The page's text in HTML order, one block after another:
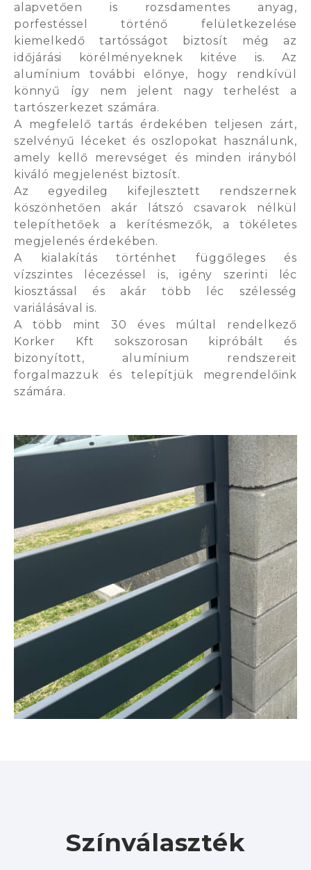
alapvetően is rozsdamentes anyag,
porfestéssel történő felületkezelése
kiemelkedő tartósságot biztosít még az
időjárási körélményeknek kitéve is. Az
alumínium további előnye, hogy rendkívül
könnyű így nem jelent nagy terhelést a
tartószerkezet számára.
A megfelelő tartás érdekében teljesen zárt,
szelvényű léceket és oszlopokat használunk,
amely kellő merevséget és minden irányból
kiváló megjelenést biztosít.
Az egyedileg kifejlesztett rendszernek
köszönhetően akár látszó csavarok nélkül
telepíthetőek a kerítésmezők, a tökéletes
megjelenés érdekében.
A kialakítás történhet függőleges és
vízszintes lécezéssel is, igény szerinti léc
kiosztással és akár több léc szélesség
variálásával is.
A több mint 30 éves múltal rendelkező
Korker Kft sokszorosan kipróbált és
bizonyított, alumínium rendszereit
forgalmazzuk és telepítjük megrendelőink
számára.
Színválaszték